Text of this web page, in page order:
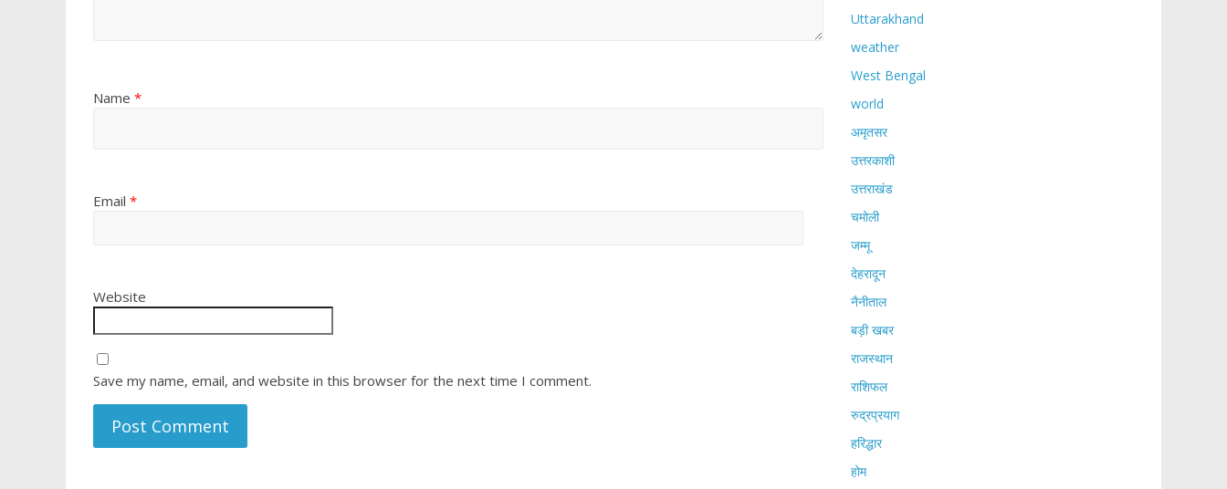
Name *
Email *
Website
Save my name, email, and website in this browser for the next time I comment.
Uttarakhand
weather
West Bengal
world
अमृतसर
उत्तरकाशी
उत्तराखंड
चमोली
जम्मू
देहरादून
नैनीताल
बड़ी खबर
राजस्थान
राशिफल
रुद्रप्रयाग
हरिद्धार
होम